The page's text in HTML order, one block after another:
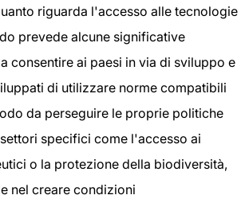
riguarda l'accesso alle tecnologie
prevede alcune significative
consentire ai paesi in via di sviluppo e
di utilizzare norme compatibili
da perseguire le proprie politiche
specifici come l'accesso ai
o la protezione della biodiversità,
nel creare condizioni